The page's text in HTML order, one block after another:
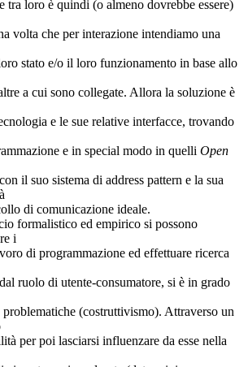
tra loro è quindi (o almeno dovrebbe essere)
volta che per interazione intendiamo una
stato e/o il loro funzionamento in base allo
a cui sono collegate. Allora la soluzione è
e le sue relative interfacce, trovando
e in special modo in quelli Open
il suo sistema di address pattern e la sua
di comunicazione ideale.
formalistico ed empirico si possono
i
di programmazione ed effettuare ricerca
ruolo di utente-consumatore, si è in grado
(costruttivismo). Attraverso un
per poi lasciarsi influenzare da esse nella